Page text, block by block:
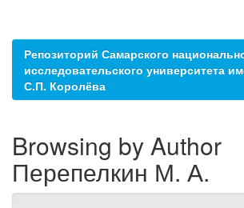
Репозиторий Самарского
исследовательского университета
С.П. Королёва
Browsing by Author
Перепелкин М. А.